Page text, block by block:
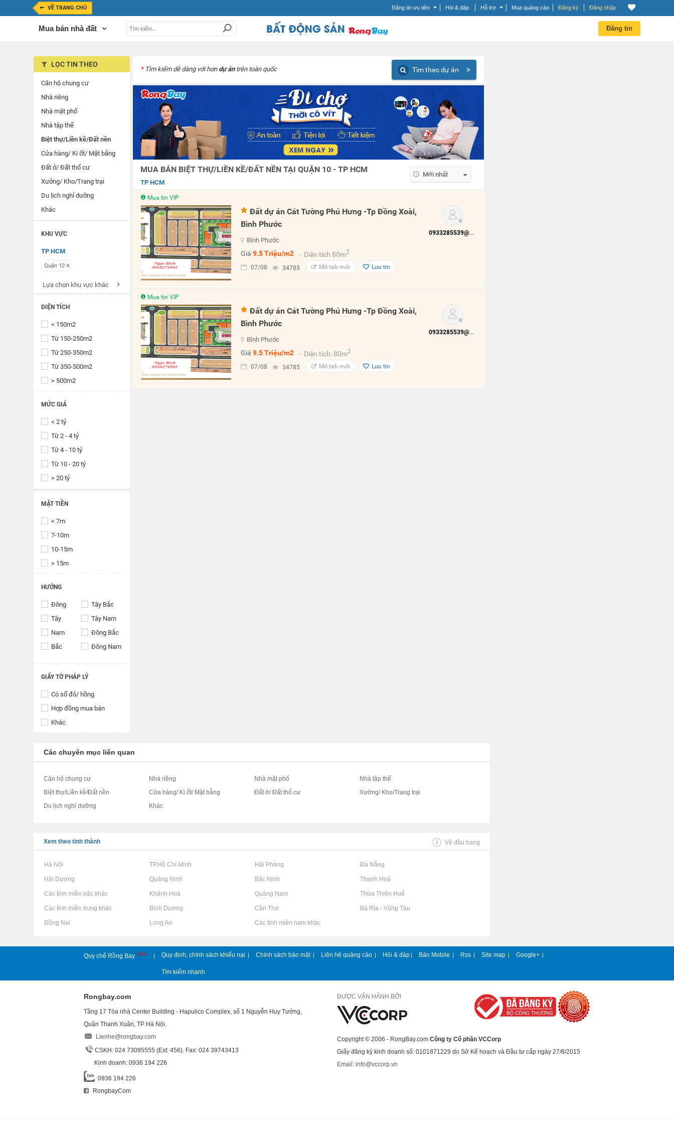
VỀ TRANG CHỦ Đăng tin ưu tiên Hỏi & đáp Hỗ trợ Mua quảng cáo Đăng ký Đăng nhập
Mua bán nhà đất Đăng tin
LỌC TIN THEO
Căn hộ chung cư
Nhà riêng
Nhà mặt phố
Nhà tập thể
Biệt thự/Liền kề/Đất nền
Cửa hàng/ Ki ốt/ Mặt bằng
Đất ở/ Đất thổ cư
Xưởng/ Kho/Trang trại
Du lịch nghỉ dưỡng
Khác
KHU VỰC
TP HCM
Quận 10
Lựa chọn khu vực khác
DIỆN TÍCH
< 150m2
Từ 150-250m2
Từ 250-350m2
Từ 350-500m2
> 500m2
MỨC GIÁ
< 2 tỷ
Từ 2 - 4 tỷ
Từ 4 - 10 tỷ
Từ 10 - 20 tỷ
> 20 tỷ
MẶT TIỀN
< 7m
7-10m
10-15m
> 15m
HƯỚNG
Đông
Tây Bắc
Tây
Tây Nam
Nam
Đông Bắc
Bắc
Đông Nam
GIẤY TỜ PHÁP LÝ
Có sổ đỏ/ hồng
Hợp đồng mua bán
Khác
* Tìm kiếm dễ dàng với hơn dự án trên toàn quốc Tìm theo dự án
MUA BÁN BIỆT THỰ/LIỀN KỀ/ĐẤT NỀN TẠI QUẬN 10 - TP HCM
TP HCM
Mới nhất
Giá tăng dần
Giá giảm dần
Mua tin VIP
Đất dự án Cát Tường Phú Hưng -Tp Đồng Xoài,
Bình Phước
Bình Phước
Giá 9.5 Triệu/m2 - Diện tích 80m2
07/08 34785 Mở tab mới Lưu tin
0933285539@vietid.net
Mua tin VIP
Đất dự án Cát Tường Phú Hưng -Tp Đồng Xoài,
Bình Phước
Bình Phước
Giá 9.5 Triệu/m2 - Diện tích: 80m2
07/08 34785 Mở tab mới Lưu tin
0933285539@vietid.net
Các chuyên mục liên quan
Căn hộ chung cư Nhà riêng Nhà mặt phố
Nhà tập thể
Biệt thự/Liền kề/Đất nền
Cửa hàng/ Ki ốt/ Mặt bằng Đất ở/ Đất thổ cư
Xưởng/ Kho/Trang trại
Du lịch nghỉ dưỡng
Khác
Xem theo tỉnh thành Về đầu trang
Rao vặt tại Hà Nội Rao vặt tại TP.Hồ Chí Minh Rao vặt tại Hải Phòng Rao vặt tại Đà Nẵng
Rao vặt tại Hải Dương Rao vặt tại Quảng Ninh Rao vặt tại Bắc Ninh Rao vặt tại Thanh Hoá
Rao vặt tại Các tỉnh miền bắc khác Rao vặt tại Khánh Hoà Rao vặt tại Quảng Nam Rao vặt tại Thừa Thiên Huế
Rao vặt tại Các tỉnh miền trung khác Rao vặt tại Bình Dương Rao vặt tại Cần Thơ Rao vặt tại Bà Rịa - Vũng Tàu
Rao vặt tại Đồng Nai Rao vặt tại Long An Rao vặt tại Các tỉnh miền nam khác
Quy chế Rồng Bay New | Quy định, chính sách khiếu nại | Chính sách bảo mật | Liên hệ quảng cáo | Hỏi & đáp | Bản Mobile | Rss | Site map | Google+ |
Tìm kiếm nhanh
Rongbay.com
Tầng 17 Tòa nhà Center Building - Hapulico Complex, số 1 Nguyễn Huy Tưởng,
Quận Thanh Xuân, TP Hà Nội.
Lienhe@rongbay.com
CSKH: 024 73095555 (Ext: 456). Fax: 024 39743413
Kinh doanh: 0936 194 226
0936 194 226
RongbayCom
ĐƯỢC VẬN HÀNH BỞI
Copyright © 2006 - RongBay.com Công ty Cổ phần VCCorp
Giấy đăng ký kinh doanh số: 0101871229 do Sở Kế hoạch và Đầu tư cấp ngày 27/8/2015
Email: info@vccorp.vn